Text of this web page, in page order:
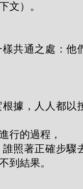
文）。
共通之處：他
據，人人都以
行的過程，
照著正確步驟
到結果。